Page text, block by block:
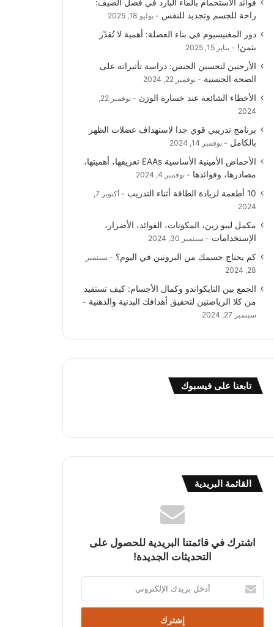
فوائد الاستحمام بالماء البارد في فصل الصيف:
راحة للجسم وتجديد للنفس
يوليو 18, 2025
دور المغنيسيوم في بناء العضلة: أهمية لا تُقدّر
بثمن!
يناير 15, 2025
الأرجنين لتحسين الجنس: دراسة تأثيراته على
الصحة الجنسية
نوفمبر 22, 2024
الأخطاء الشائعة عند خسارة الوزن
نوفمبر 22,
2024
برنامج تدريبي قوي جدا لاستهداف عضلات الظهر
بالكامل
نوفمبر 14, 2024
الأحماض الأمينية الأساسية EAAs تعريفها، أهميتها،
مصادرها، وفوائدها
نوفمبر 4, 2024
10 أطعمة لزيادة الطاقة أثناء التدريب
أكتوبر 7,
2024
مكمل ليبو زين، المكونات، الفوائد، الأضرار،
الإستخدامات
سبتمبر 30, 2024
كم يحتاج جسمك من البروتين في اليوم؟
سبتمبر
28, 2024
الجمع بين التايكواندو وكمال الأجسام: كيف تستفيد
من كلا الرياضتين لتحقيق أهدافك البدنية والذهنية
سبتمبر 27, 2024
تابعنا على فيسبوك
القائمة البريدية
اشترك في قائمتنا البريدية للحصول على
التحديثات الجديدة!
بريدك
الإلكتروني